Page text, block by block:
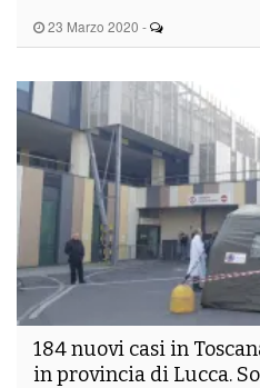
23 Marzo 2020 -
184 nuovi casi in
in provincia di Lucca.